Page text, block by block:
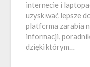
internecie i
uzyskiwać lepsze
platforma zarabia
informacji,
dzięki którym…